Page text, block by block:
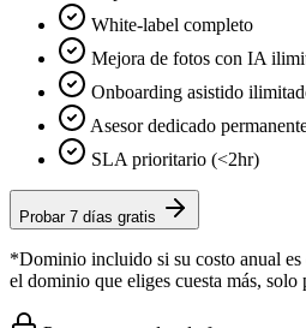
White-label completo
Mejora de fotos con IA
Onboarding asistido
Asesor dedicado
SLA prioritario (<2hr)
Probar 7 días gratis
*Dominio incluido si su costo anual
el dominio que eliges cuesta más, solo